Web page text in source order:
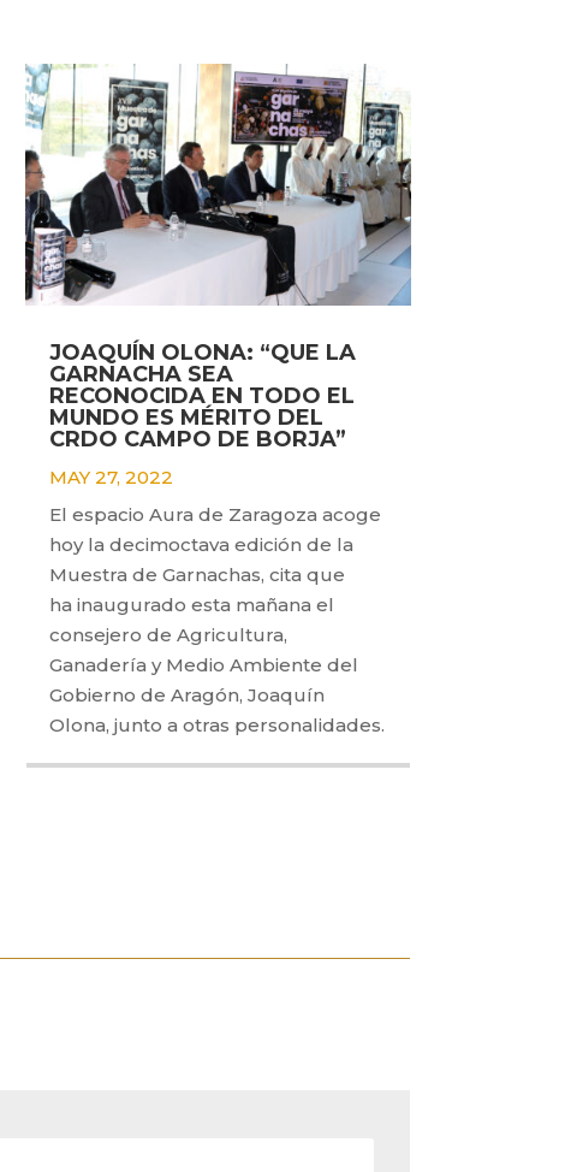
JOAQUÍN OLONA: “QUE LA
GARNACHA SEA
RECONOCIDA EN TODO EL
MUNDO ES MÉRITO DEL
CRDO CAMPO DE BORJA”
MAY 27, 2022
El espacio Aura de Zaragoza acoge
hoy la decimoctava edición de la
Muestra de Garnachas, cita que
ha inaugurado esta mañana el
consejero de Agricultura,
Ganadería y Medio Ambiente del
Gobierno de Aragón, Joaquín
Olona, junto a otras personalidades.